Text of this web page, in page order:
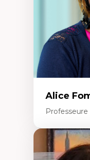
Alice
Expertises